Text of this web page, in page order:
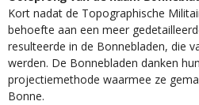
Kort nadat de Topographische
behoefte aan een meer
resulteerde in de Bonnebladen, die
werden. De Bonnebladen danken
projectiemethode waarmee ze
Bonne.